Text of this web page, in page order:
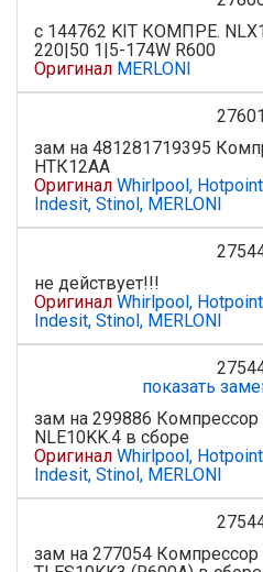
с 144762 KIT КОМПРЕ.
220|50 1|5-174W R600
Оригинал MERLONI
зам на 481281719395
НТК12АА
Оригинал Whirlpool,
Indesit, Stinol, MERLONI
не действует!!!
Оригинал Whirlpool,
Indesit, Stinol, MERLONI
показать
зам на 299886 Компрессор
NLE10KK.4 в сборе
Оригинал Whirlpool,
Indesit, Stinol, MERLONI
зам на 277054 Компрессор